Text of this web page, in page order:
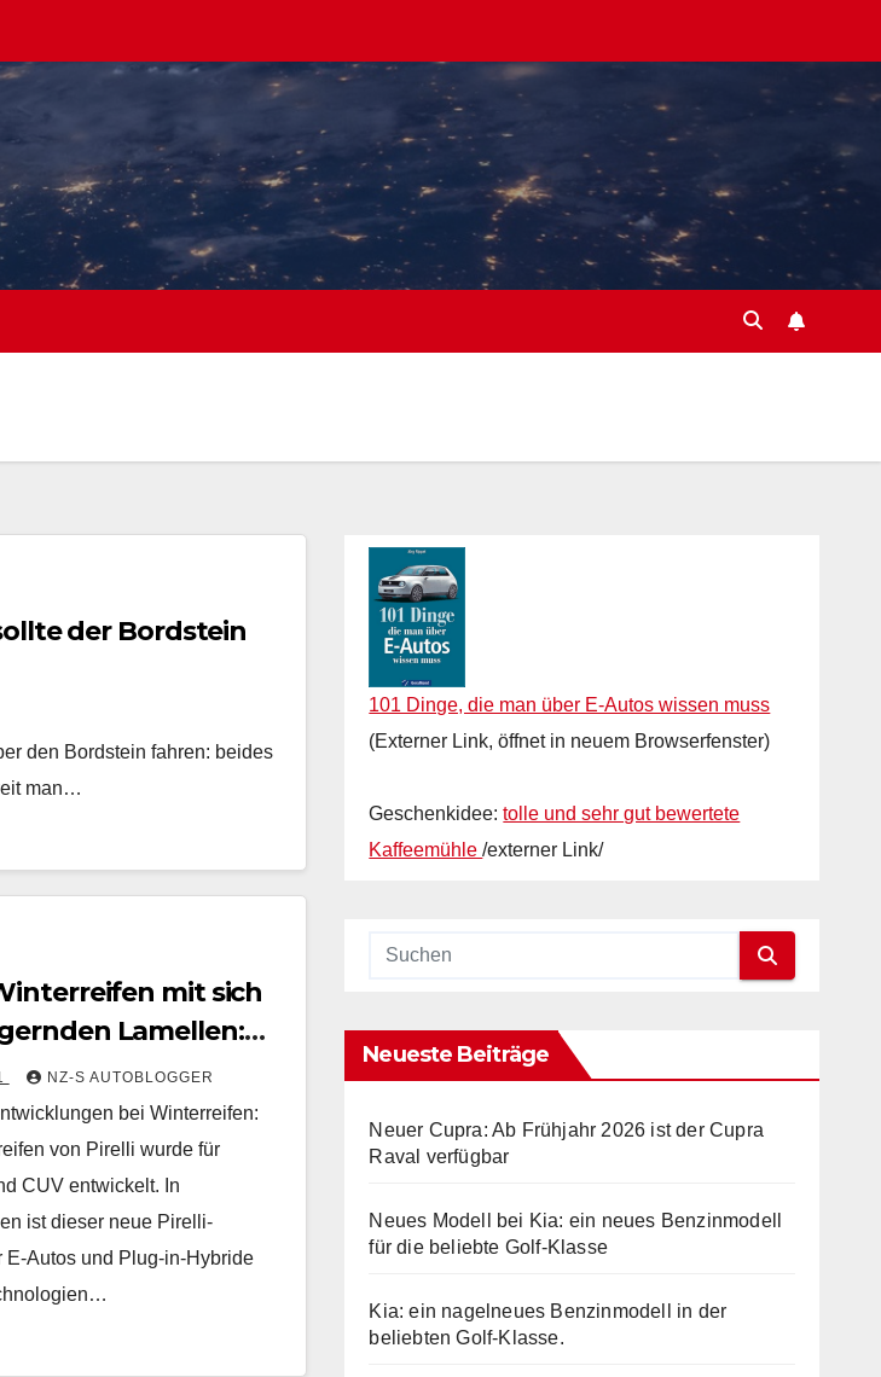
der Bordstein
den Bordstein fahren: beides
man…
mit sich
Lamellen:
Winter 2
NZ-S AUTOBLOGGER
bei Winterreifen:
von Pirelli wurde für
CUV entwickelt. In
ist dieser neue Pirelli-
E-Autos und Plug-in-Hybride
101 Dinge, die man über E-Autos wissen muss
(Externer Link, öffnet in neuem Browserfenster)
Geschenkidee:tolle und sehr gut bewertete
Kaffeemühle/externer Link/
Neueste Beiträge
Neuer Cupra: Ab Frühjahr 2026 ist der Cupra
Raval verfügbar
Neues Modell bei Kia: ein neues Benzinmodell
für die beliebte Golf-Klasse
Kia: ein nagelneues Benzinmodell in der
beliebten Golf-Klasse.